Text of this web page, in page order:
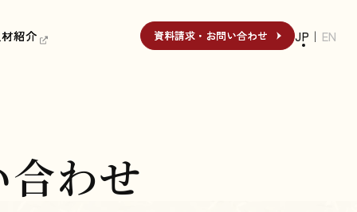
材紹介
材紹介 資料請求・お問い合わせ
資料請求・お問い合わせ JP ｜ EN
わせ